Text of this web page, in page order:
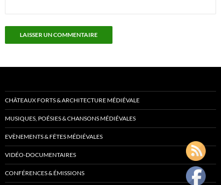
CHÂTEAUX FORTS & ARCHITECTURE MÉDIÉVALE
MUSIQUES, POÉSIES & CHANSONS MÉDIÉVALES
EVÈNEMENTS & FÊTES MÉDIÉVALES
VIDÉO-DOCUMENTAIRES
CONFÉRENCES & ÉMISSIONS